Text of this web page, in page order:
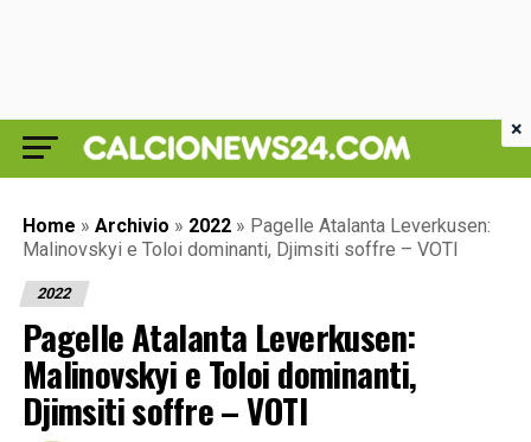
Home » Archivio » 2022 » Pagelle Atalanta Leverkusen:
Malinovskyi e Toloi dominanti, Djimsiti soffre – VOTI
2022
Pagelle Atalanta Leverkusen:
Malinovskyi e Toloi dominanti,
Djimsiti soffre – VOTI
×